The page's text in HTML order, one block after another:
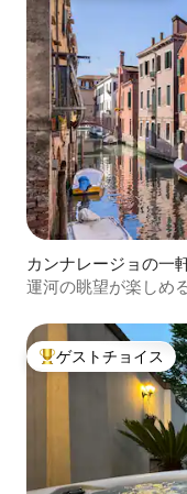
カンナレージョの一
運河の眺望が楽しめ
大好評のゲストチョ
ゲストチョイス